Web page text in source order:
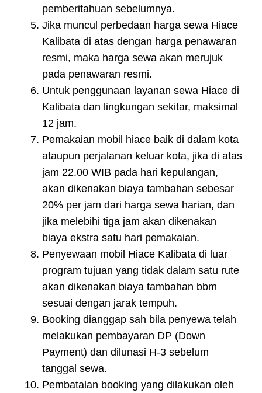
pemberitahuan sebelumnya.
Jika muncul perbedaan harga sewa Hiace
Kalibata di atas dengan harga penawaran
resmi, maka harga sewa akan merujuk
pada penawaran resmi.
Untuk penggunaan layanan sewa Hiace di
Kalibata dan lingkungan sekitar, maksimal
12 jam.
Pemakaian mobil hiace baik di dalam kota
ataupun perjalanan keluar kota, jika di atas
jam 22.00 WIB pada hari kepulangan,
akan dikenakan biaya tambahan sebesar
20% per jam dari harga sewa harian, dan
jika melebihi tiga jam akan dikenakan
biaya ekstra satu hari pemakaian.
Penyewaan mobil Hiace Kalibata di luar
program tujuan yang tidak dalam satu rute
akan dikenakan biaya tambahan bbm
sesuai dengan jarak tempuh.
Booking dianggap sah bila penyewa telah
melakukan pembayaran DP (Down
Payment) dan dilunasi H-3 sebelum
tanggal sewa.
Pembatalan booking yang dilakukan oleh